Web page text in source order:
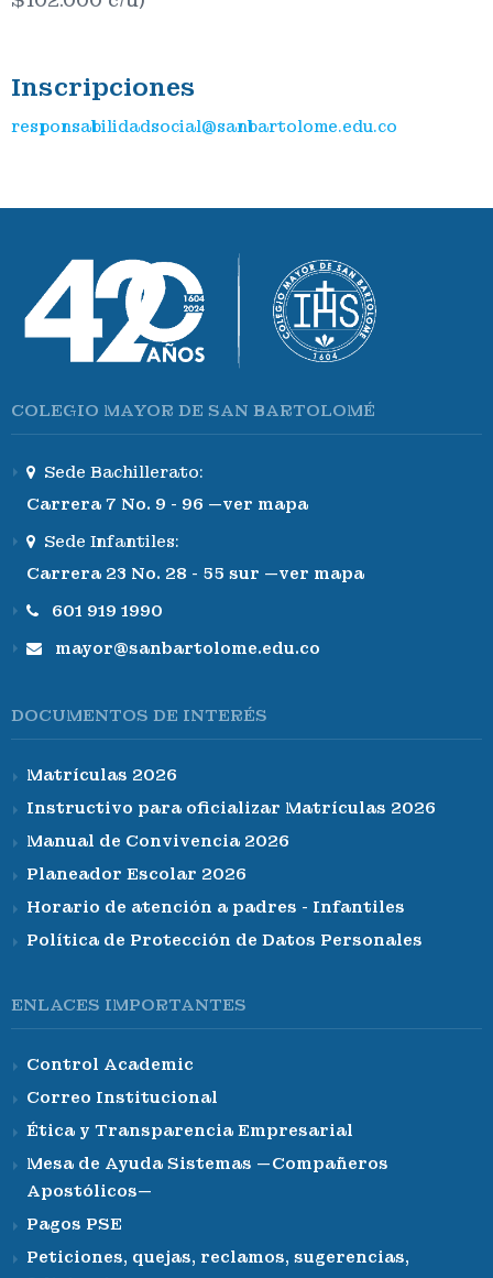
Inscripciones
responsabilidadsocial@sanbartolome.edu.co
COLEGIO MAYOR DE SAN BARTOLOMÉ
Sede Bachillerato:
Carrera 7 No. 9 - 96 —ver mapa
Sede Infantiles:
Carrera 23 No. 28 - 55 sur —ver mapa
601 919 1990
mayor@sanbartolome.edu.co
DOCUMENTOS DE INTERÉS
Matrículas 2026
Instructivo para oficializar Matrículas 2026
Manual de Convivencia 2026
Planeador Escolar 2026
Horario de atención a padres - Infantiles
Política de Protección de Datos Personales
ENLACES IMPORTANTES
Control Academic
Correo Institucional
Ética y Transparencia Empresarial
Mesa de Ayuda Sistemas —Compañeros
Apostólicos—
Pagos PSE
Peticiones, quejas, reclamos, sugerencias,